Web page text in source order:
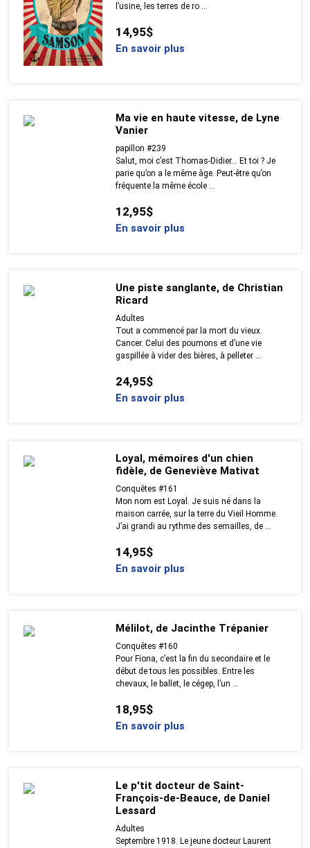
l’usine, les terres de ro ...
14,95$
En savoir plus
Ma vie en haute vitesse, de Lyne
Vanier
papillon #239
Salut, moi c’est Thomas-Didier… Et toi ? Je
parie qu’on a le même âge. Peut-être qu’on
fréquente la même école ...
12,95$
En savoir plus
Une piste sanglante, de Christian
Ricard
Adultes
Tout a commencé par la mort du vieux.
Cancer. Celui des poumons et d’une vie
gaspillée à vider des bières, à pelleter ...
24,95$
En savoir plus
Loyal, mémoires d'un chien
fidèle, de Geneviève Mativat
Conquêtes #161
Mon nom est Loyal. Je suis né dans la
maison carrée, sur la terre du Vieil Homme.
J’ai grandi au rythme des semailles, de ...
14,95$
En savoir plus
Mélilot, de Jacinthe Trépanier
Conquêtes #160
Pour Fiona, c’est la fin du secondaire et le
début de tous les possibles. Entre les
chevaux, le ballet, le cégep, l’un ...
18,95$
En savoir plus
Le p'tit docteur de Saint-
François-de-Beauce, de Daniel
Lessard
Adultes
Septembre 1918. Le jeune docteur Laurent